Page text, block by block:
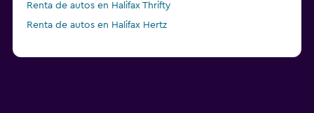
Renta de autos en Halifax Thrifty
Renta de autos en Halifax Hertz